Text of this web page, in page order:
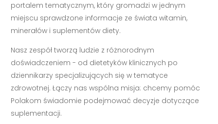
portalem tematycznym, który gromadzi w jednym
miejscu sprawdzone informacje ze świata witamin,
minerałów i suplementów diety.
Nasz zespół tworzą ludzie z różnorodnym
doświadczeniem - od dietetyków klinicznych po
dziennikarzy specjalizujących się w tematyce
zdrowotnej. Łączy nas wspólna misja: chcemy pomóc
Polakom świadomie podejmować decyzje dotyczące
suplementacji.